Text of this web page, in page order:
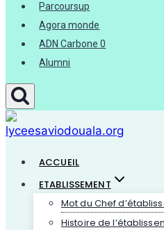
Parcoursup
Agora monde
ADN Carbone 0
Alumni
ACCUEIL
ETABLISSEMENT
Mot du Chef
Histoire de